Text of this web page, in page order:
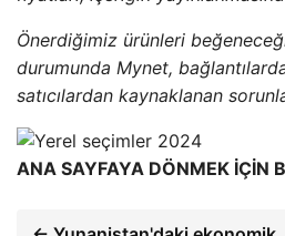
Önerdiğimiz ürünleri
durumunda Mynet,
satıcılardan kaynaklanan
ANA SAYFAYA DÖNMEK İÇİN